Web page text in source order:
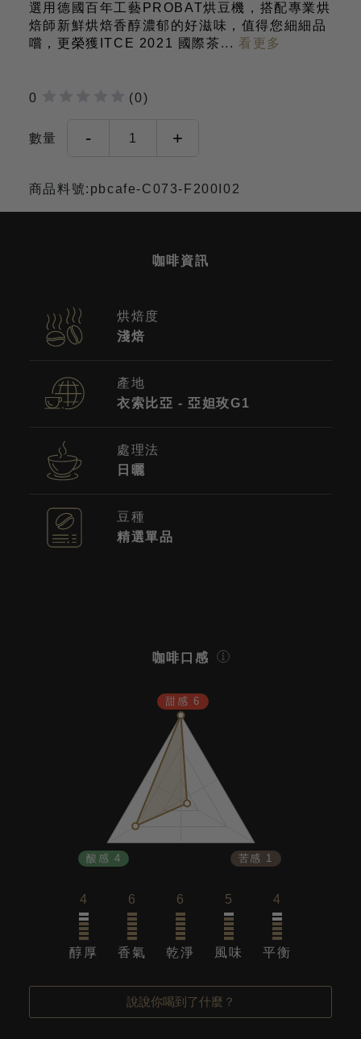
選用德國百年工藝PROBAT烘豆機，搭配專業烘
焙師新鮮烘焙香醇濃郁的好滋味，值得您細細品
嚐，更榮獲ITCE 2021 國際茶 ...看更多
數量 - 1 +
0 (0)
商品料號:pbcafe-C073-F200I02
咖啡資訊
烘焙度
淺焙
產地
衣索比亞 - 亞妲玫G1
處理法
日曬
豆種
精選單品
咖啡口感
甜感 6
苦感 1
酸感 4
4
醇厚
6
香氣
6
乾淨
5
風味
4
平衡
說說你喝到了什麼？